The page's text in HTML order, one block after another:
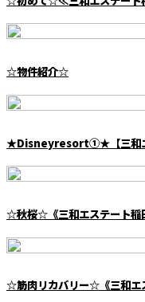
☆物件紹介☆
★Disneyresort①★【三和エ
☆秋桜☆《三和エステート稲
☆筋肉リカバリー☆《三和エ